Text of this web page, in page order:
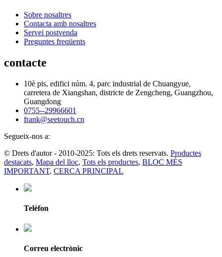
Sobre nosaltres
Contacta amb nosaltres
Servei postvenda
Preguntes freqüents
contacte
10è pis, edifici núm. 4, parc industrial de Chuangyue,
carretera de Xiangshan, districte de Zengcheng, Guangzhou,
Guangdong
0755--29966601
frank@seetouch.cn
Segueix-nos a:
© Drets d'autor - 2010-2025: Tots els drets reservats. Productes
destacats, Mapa del lloc, Tots els productes, BLOC MÉS
IMPORTANT, CERCA PRINCIPAL
Telèfon
Correu electrònic